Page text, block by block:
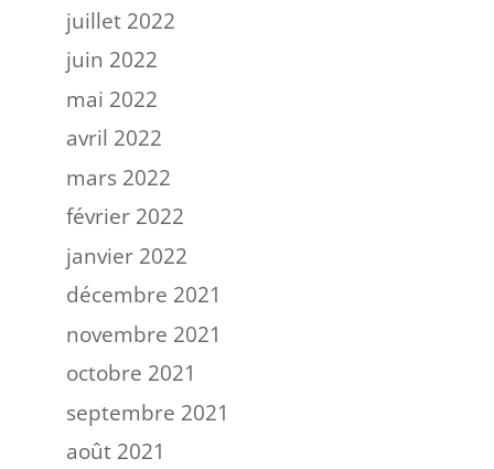
juillet 2022
juin 2022
mai 2022
avril 2022
mars 2022
février 2022
janvier 2022
décembre 2021
novembre 2021
octobre 2021
septembre 2021
août 2021